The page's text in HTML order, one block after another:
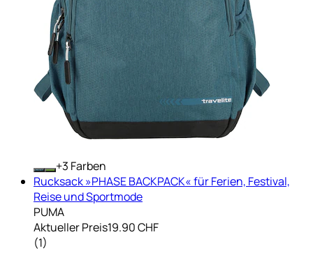
+ Farben
Rucksack »PHASE BACKPACK« für Ferien, Festival,
Reise und Sportmode
PUMA
Aktueller Preis19.90 CHF
(1)